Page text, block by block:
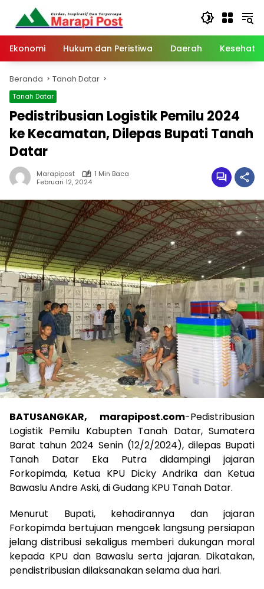
Langsung
konten
Ekonomi
Hukum dan Peristiwa Daerah
Beranda Tanah Datar
Tanah Datar
Pedistribusian Logistik Pemilu 2024
ke Kecamatan, Dilepas Bupati Tanah
Datar
Marapipost
1 Min Baca
Februari 12, 2024
BATUSANGKAR, marapipost.com-Pedistribusian
Logistik Pemilu Kabupten Tanah Datar, Sumatera
Barat tahun 2024 Senin (12/2/2024), dilepas Bupati
Tanah Datar Eka Putra didampingi jajaran
Forkopimda, Ketua KPU Dicky Andrika dan Ketua
Bawaslu Andre Aski, di Gudang KPU Tanah Datar.
Menurut Bupati, kehadirannya dan jajaran
Forkopimda bertujuan mengcek langsung persiapan
jelang distribusi sekaligus memberi dukungan moral
kepada KPU dan Bawaslu serta jajaran. Dikatakan,
pendistribusian dilaksanakan selama dua hari.